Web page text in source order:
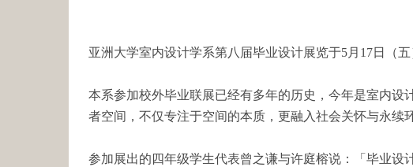
亚洲大学室内设计学系第八届毕业设计展览于5月17日（
本系参加校外毕业联展已经有多年的历史，今年是室内
者空间，不仅专注于空间的本质，更融入社会关怀与永续
参加展出的四年级学生代表曾之谦与许庭榕说：「毕业